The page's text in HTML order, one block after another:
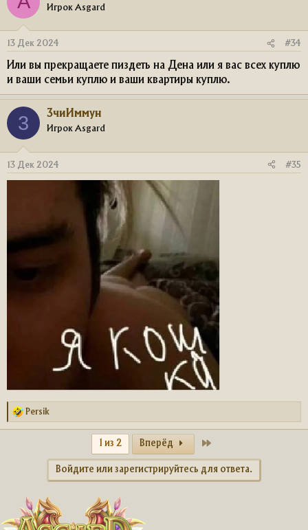
и
Игрок Asgard
13 Дек 2024 #34
Или вы прекращаете пиздеть на Дена или я вас всех куплю
и ваши семьи куплю и ваши квартиры куплю.
3 3чиИммун
Игрок Asgard
13 Дек 2024 #35
Р
е
Persik
1 из 2 Вперёд
Войдите или зарегистрируйтесь для ответа.